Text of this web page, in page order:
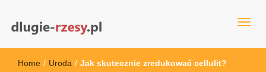
dlugie-rzesy.pl
Home / Uroda / Jak skutecznie zredukować cellulit?